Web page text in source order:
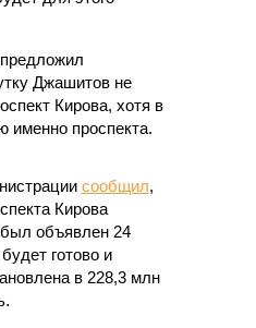
Джашитов не
Кирова, хотя в
именно проспекта.
сообщил,
Кирова
объявлен 24
готово и
в 228,3 млн